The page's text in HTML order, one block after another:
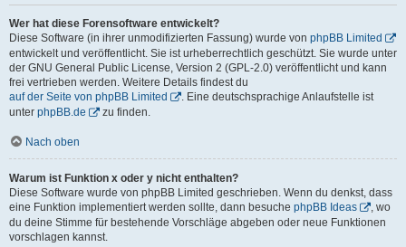
Wer hat diese Forensoftware entwickelt?
Diese Software (in ihrer unmodifizierten Fassung) wurde von phpBB Limited
entwickelt und veröffentlicht. Sie ist urheberrechtlich geschützt. Sie wurde unter
der GNU General Public License, Version 2 (GPL-2.0) veröffentlicht und kann
frei vertrieben werden. Weitere Details findest du
auf der Seite von phpBB Limited
. Eine deutschsprachige Anlaufstelle ist
unter phpBB.de zu finden.
Nach oben
Warum ist Funktion x oder y nicht enthalten?
Diese Software wurde von phpBB Limited geschrieben. Wenn du denkst, dass
eine Funktion implementiert werden sollte, dann besuche phpBB Ideas
, wo
du deine Stimme für bestehende Vorschläge abgeben oder neue Funktionen
vorschlagen kannst.